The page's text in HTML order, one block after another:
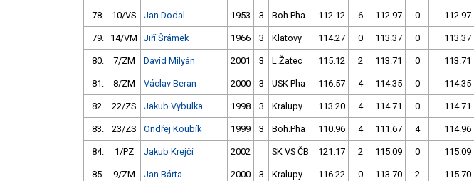
78. 10/VS Jan Dodal 1953 3 Boh.Pha 112.12 6 112.97 0 112.97
79. 14/VM Jiří Šrámek 1966 3 Klatovy 114.27 0 113.37 0 113.37
80. 7/ZM David Milyán 2001 3 L.Žatec 115.12 2 113.71 0 113.71
81. 8/ZM Václav Beran 2000 3 USK Pha 116.57 4 114.35 0 114.35
82. 22/ZS Jakub Vybulka 1998 3 Kralupy 113.20 4 114.71 0 114.71
83. 23/ZS Ondřej Koubík 1999 3 Boh.Pha 110.96 4 111.67 4 114.96
84. 1/PZ Jakub Krejčí 2002 SK VS ČB 121.17 2 115.09 0 115.09
85. 9/ZM Jan Bárta 2000 3 Kralupy 116.22 0 113.70 2 115.70